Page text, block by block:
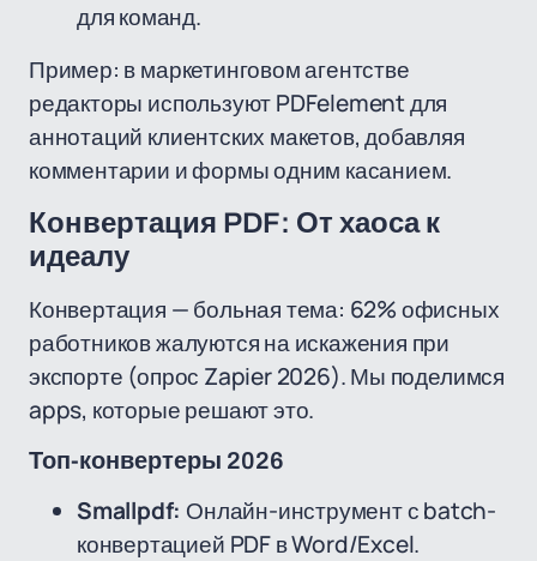
для команд.
Пример: в маркетинговом агентстве
редакторы используют PDFelement для
аннотаций клиентских макетов, добавляя
комментарии и формы одним касанием.
Конвертация PDF: От хаоса к
идеалу
Конвертация — больная тема: 62% офисных
работников жалуются на искажения при
экспорте (опрос Zapier 2026). Мы поделимся
apps, которые решают это.
Топ-конвертеры 2026
Smallpdf: Онлайн-инструмент с batch-
конвертацией PDF в Word/Excel.